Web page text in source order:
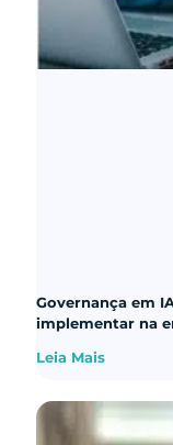
Governança em
implementar na
Leia Mais